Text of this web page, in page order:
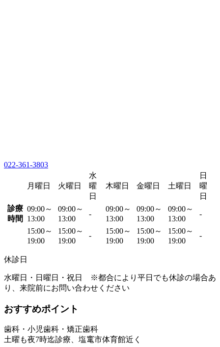
022-361-3803
月曜日 火曜日
水
曜
日
木曜日 金曜日 土曜日
日
曜
日
診療
時間
09:00～
13:00
09:00～
13:00
-
09:00～
13:00
09:00～
13:00
09:00～
13:00
-
15:00～
19:00
15:00～
19:00
-
15:00～
19:00
15:00～
19:00
15:00～
19:00
-
休診日
水曜日・日曜日・祝日 ※都合により平日でも休診の場合あ
り、来院前にお問い合わせください
おすすめポイント
歯科・小児歯科・矯正歯科
土曜も夜7時迄診療、塩竃市体育館近く